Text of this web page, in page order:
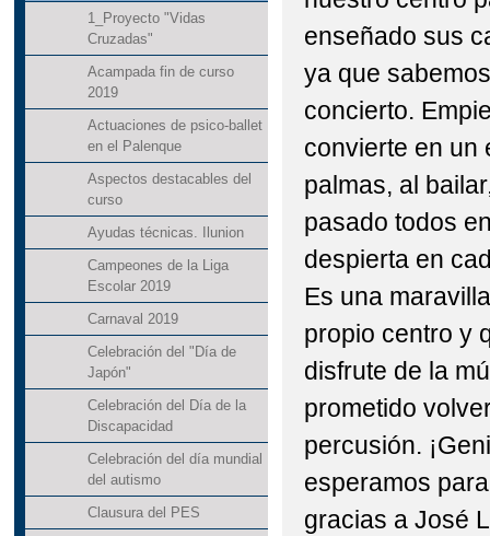
1_Proyecto "Vidas
Cruzadas"
Acampada fin de curso
2019
Actuaciones de psico-ballet
en el Palenque
Aspectos destacables del
curso
Ayudas técnicas. Ilunion
Campeones de la Liga
Escolar 2019
Carnaval 2019
Celebración del "Día de
Japón"
Celebración del Día de la
Discapacidad
Celebración del día mundial
del autismo
Clausura del PES
enseñado sus
ya que
concierto.
convierte en un
palmas, al
pasado todos
despierta en
Es una
propio centro y
disfrute de la
prometido
percusión.
esperamos
gracias a José